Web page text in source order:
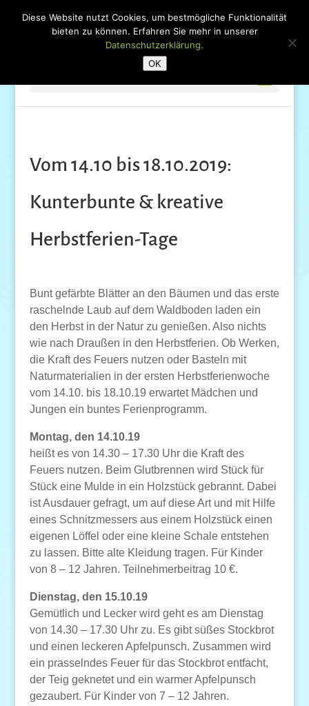
Vom 14.10 bis 18.10.2019:
Kunterbunte & kreative
Herbstferien-Tage
Bunt gefärbte Blätter an den Bäumen und das erste
raschelnde Laub auf dem Waldboden laden ein
den Herbst in der Natur zu genießen. Also nichts
wie nach Draußen in den Herbstferien. Ob Werken,
die Kraft des Feuers nutzen oder Basteln mit
Naturmaterialien in der ersten Herbstferienwoche
vom 14.10. bis 18.10.19 erwartet Mädchen und
Jungen ein buntes Ferienprogramm.
Montag, den 14.10.19
heißt es von 14.30 – 17.30 Uhr die Kraft des
Feuers nutzen. Beim Glutbrennen wird Stück für
Stück eine Mulde in ein Holzstück gebrannt. Dabei
ist Ausdauer gefragt, um auf diese Art und mit Hilfe
eines Schnitzmessers aus einem Holzstück einen
eigenen Löffel oder eine kleine Schale entstehen
zu lassen. Bitte alte Kleidung tragen. Für Kinder
von 8 – 12 Jahren. Teilnehmerbeitrag 10 €.
Dienstag, den 15.10.19
Gemütlich und Lecker wird geht es am Dienstag
von 14.30 – 17.30 Uhr zu. Es gibt süßes Stockbrot
und einen leckeren Apfelpunsch. Zusammen wird
ein prasselndes Feuer für das Stockbrot entfacht,
der Teig geknetet und ein warmer Apfelpunsch
gezaubert. Für Kinder von 7 – 12 Jahren.
Diese Website nutzt Cookies, um bestmögliche Funktionalität
bieten zu können. Erfahren Sie mehr in unserer
Datenschutzerklärung.
OK